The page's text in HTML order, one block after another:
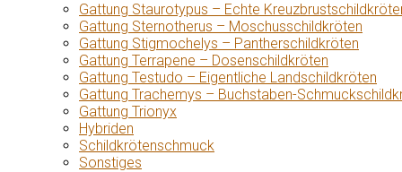
Gattung Staurotypus – Echte
Gattung Sternotherus – Moschusschildkröten
Gattung Stigmochelys – Pantherschildkröten
Gattung Terrapene – Dosenschildkröten
Gattung Testudo – Eigentliche Landschildkröten
Gattung Trachemys – Buchstaben-
Gattung Trionyx
Hybriden
Schildkrötenschmuck
Sonstiges